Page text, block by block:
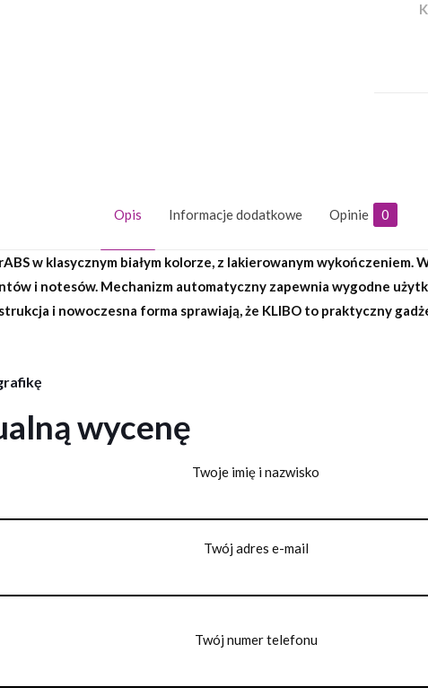
Opis Informacje dodatkowe Opinie 0
w klasycznym białym kolorze, z lakierowanym
i notesów. Mechanizm automatyczny zapewnia wygodne
i nowoczesna forma sprawiają, że KLIBO to praktyczny
wycenę
Twoje imię i nazwisko
Twój adres e-mail
Twój numer telefonu